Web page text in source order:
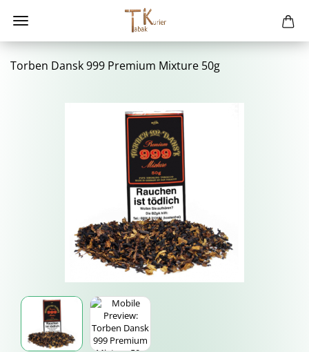
Tor­ben Dansk 999 Pre­mi­um Mix­tu­re 50g